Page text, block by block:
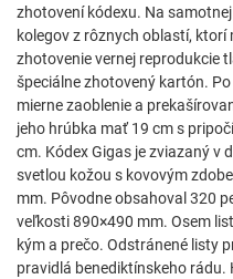
zhotovení kódexu. Na
kolegov z rôznych oblastí,
zhotovenie vernej reprodukcie
špeciálne zhotovený kartón.
mierne zaoblenie a
jeho hrúbka mať 19 cm s
cm. Kódex Gigas je zviazaný v
svetlou kožou s kovovým
mm. Pôvodne obsahoval 320
veľkosti 890×490 mm. Osem
kým a prečo. Odstránené listy
pravidlá benediktínskeho